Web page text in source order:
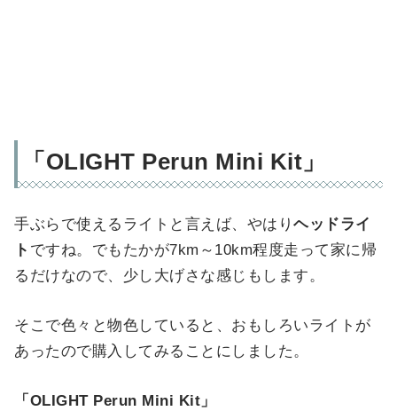
「OLIGHT Perun Mini Kit」
手ぶらで使えるライトと言えば、やはりヘッドライ
ト ですね。でもたかが7km～10km程度走って家に帰
るだけなので、少し大げさな感じもします。
そこで色々と物色していると、おもしろいライトが
あったので購入してみることにしました。
「OLIGHT Perun Mini Kit」